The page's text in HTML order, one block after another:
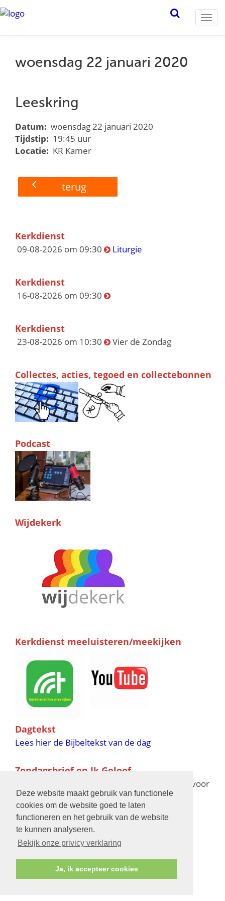
Deze website maakt gebruik van functionele
cookies om de website goed te laten
functioneren en het gebruik van de website
te kunnen analyseren.
Bekijk onze privicy verklaring
Ja, ik accepteer cookies
woensdag 22 januari 2020
Leeskring
Datum: woensdag 22 januari 2020
Tijdstip: 19:45 uur
Locatie: KR Kamer
terug
Kerkdienst
09-08-2026 om 09:30 Liturgie
Kerkdienst
16-08-2026 om 09:30
Kerkdienst
23-08-2026 om 10:30 Vier de Zondag
Collectes, acties, tegoed en collectebonnen
Podcast
Wijdekerk
Kerkdienst meeluisteren/meekijken
Dagtekst
Lees hier de Bijbeltekst van de dag
Zondagsbrief en Ik Geloof
voor
de verschijningsdata in 2025 en 2026
Bijbelschool